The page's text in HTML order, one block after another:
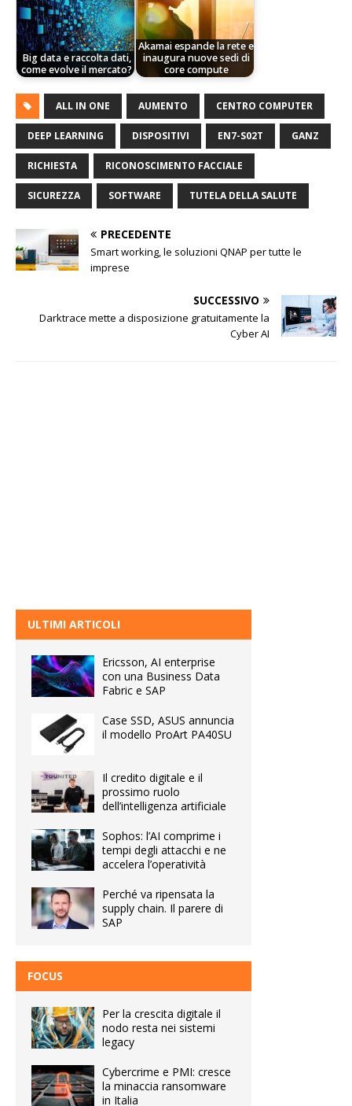
Big data e raccolta dati,
come evolve il mercato?
Akamai espande la rete e
inaugura nuove sedi di
core compute
ALL IN ONE AUMENTO CENTRO COMPUTER
DEEP LEARNING DISPOSITIVI EN7-S02T GANZ
RICHIESTA RICONOSCIMENTO FACCIALE
SICUREZZA SOFTWARE TUTELA DELLA SALUTE
PRECEDENTE
Smart working, le soluzioni QNAP per tutte le
imprese
SUCCESSIVO
Darktrace mette a disposizione gratuitamente la
Cyber AI
ULTIMI ARTICOLI
Ericsson, AI enterprise
con una Business Data
Fabric e SAP
Case SSD, ASUS annuncia
il modello ProArt PA40SU
Il credito digitale e il
prossimo ruolo
dell’intelligenza artificiale
Sophos: l’AI comprime i
tempi degli attacchi e ne
accelera l’operatività
Perché va ripensata la
supply chain. Il parere di
SAP
FOCUS
Per la crescita digitale il
nodo resta nei sistemi
legacy
Cybercrime e PMI: cresce
la minaccia ransomware
in Italia